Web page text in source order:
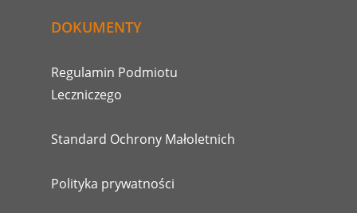
DOKUMENTY
Regulamin Podmiotu
Leczniczego
Standard Ochrony Małoletnich
Polityka prywatności